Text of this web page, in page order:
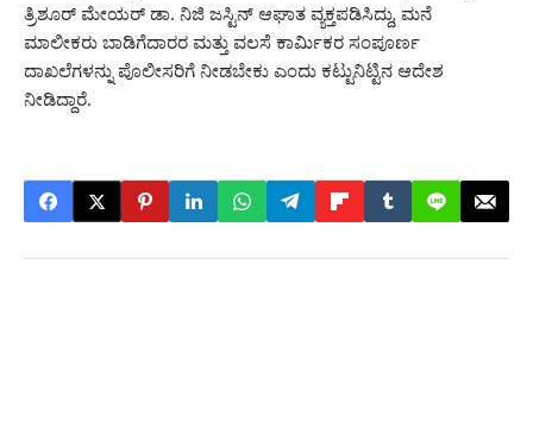
ತ್ರಿಶೂರ್ ಮೇಯರ್ ಡಾ. ನಿಜಿ ಜಸ್ಟಿನ್ ಆಘಾತ ವ್ಯಕ್ತಪಡಿಸಿದ್ದು, ಮನೆ
ಮಾಲೀಕರು ಬಾಡಿಗೆದಾರರ ಮತ್ತು ವಲಸೆ ಕಾರ್ಮಿಕರ ಸಂಪೂರ್ಣ
ದಾಖಲೆಗಳನ್ನು ಪೊಲೀಸರಿಗೆ ನೀಡಬೇಕು ಎಂದು ಕಟ್ಟುನಿಟ್ಟಿನ ಆದೇಶ
ನೀಡಿದ್ದಾರೆ.